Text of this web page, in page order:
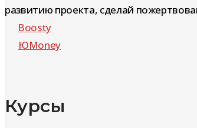
развитию проекта, сделай
Boosty
ЮMoney
Курсы